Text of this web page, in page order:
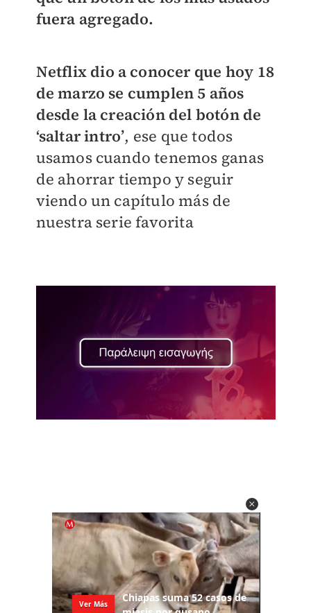
fuera agregado.
Netflix dio a conocer que hoy 18
de marzo se cumplen 5 años
desde la creación del botón de
‘saltar intro’, ese que todos
usamos cuando tenemos ganas
de ahorrar tiempo y seguir
viendo un capítulo más de
nuestra serie favorita